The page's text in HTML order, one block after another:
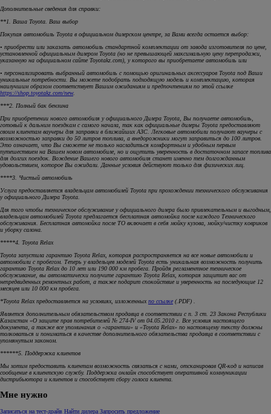
Дополнительные сведения для справки:
**1. Ваша Toyota. Ваш выбор
Покупая автомобиль Toyota в официальном дилерском центре, за Вами всегда остается выбор:
• приобрести или заказать автомобиль стандартной комплектации от завода изготовителя по цене,
установленной официальным дилером Toyota (но не превышающей максимальную цену перепродажи,
указанную на официальном сайте Toyotakz.com), у которого вы приобретаете автомобиль или
• персонализировать выбранный автомобиль с помощью оригинальных аксессуаров Toyota под Ваши
уникальные потребности. Вы можете подобрать подходящую модель и комплектацию, которая
наилучшим образом соответствует Вашим ожиданиям и предпочтениям по этой ссылке
https://shop.toyotakz.com/new.
***2. Полный бак бензина
При приобретении нового автомобиля у официального Дилера Toyota, Вы получаете автомобиль,
готовый к дальним поездкам с самого начала, так как официальные дилеры Toyota предоставляют
своим клиентам ваучеры для заправки в ближайших АЗС. Легковые автомобили получают ваучеры с
возможностью заправки до 50 литров топлива, а внедорожники могут заправиться до 100 литров.
Это означает, что Вы сможете не только насладиться комфортным и удобным первым
путешествием на Вашем новом автомобиле, но и ощутить уверенность в достаточном запасе топлива
для долгих поездок. Вождение Вашего нового автомобиля станет именно тем долгожданным
удовольствием, которое Вы ожидали. Данные условия действуют только для физических лиц.
****3. Чистый автомобиль
Услуга предоставляется владельцам автомобилей Toyota при прохождении технического обслуживания
у официального Дилера Toyota.
Для того чтобы техническое обслуживание у официального дилера было привлекательным и выгодным,
владельцам автомобилей Toyota предлагается бесплатная автомойка после каждого Технического
обслуживания. Бесплатная автомойка после ТО включает в себя мойку кузова, мойку/чистку ковриков
и уборку салона.
*****4. Toyota Relax
Toyota запустила гарантию Toyota Relax, которая распространяется на все новые автомобили и
автомобили с пробегом. Теперь у владельцев моделей Toyota есть уникальная возможность получить
гарантию Toyota Relax до 10 лет или 190 000 км пробега. Пройдя регламентное техническое
обслуживание, вы автоматически получите гарантию Toyota Relax, которая защитит вас от
непредвиденных ремонтных работ, а также подарит спокойствие и уверенность на последующие 12
месяцев или 10 000 км пробега.
*Toyota Relax предоставляется на условиях, изложенныхпо ссылке (.PDF) .
Является дополнительным обязательством продавца в соответствии с п. 3 ст. 23 Закона Республики
Казахстан «О защите прав потребителей № 274-IV от 04.05.2010 г. Все условия настоящего
документа, а также все упоминания о «гарантии» и «Toyota Relax» по настоящему тексту должны
толковаться и пониматься в качестве дополнительного обязательства продавца в соответствии с
упомянутым законом.
******5. Поддержка клиентов
Мы хотим предоставить клиентам возможность связаться с нами, отсканировав QR-код и написав
сообщение в клиентскую службу. Поддержка онлайн способствует оперативной коммуникации
дистрибьютора и клиентов и способствует сбору голоса клиента.
Мне нужно
Записаться на тест-драйв Найти дилера Запросить предложение